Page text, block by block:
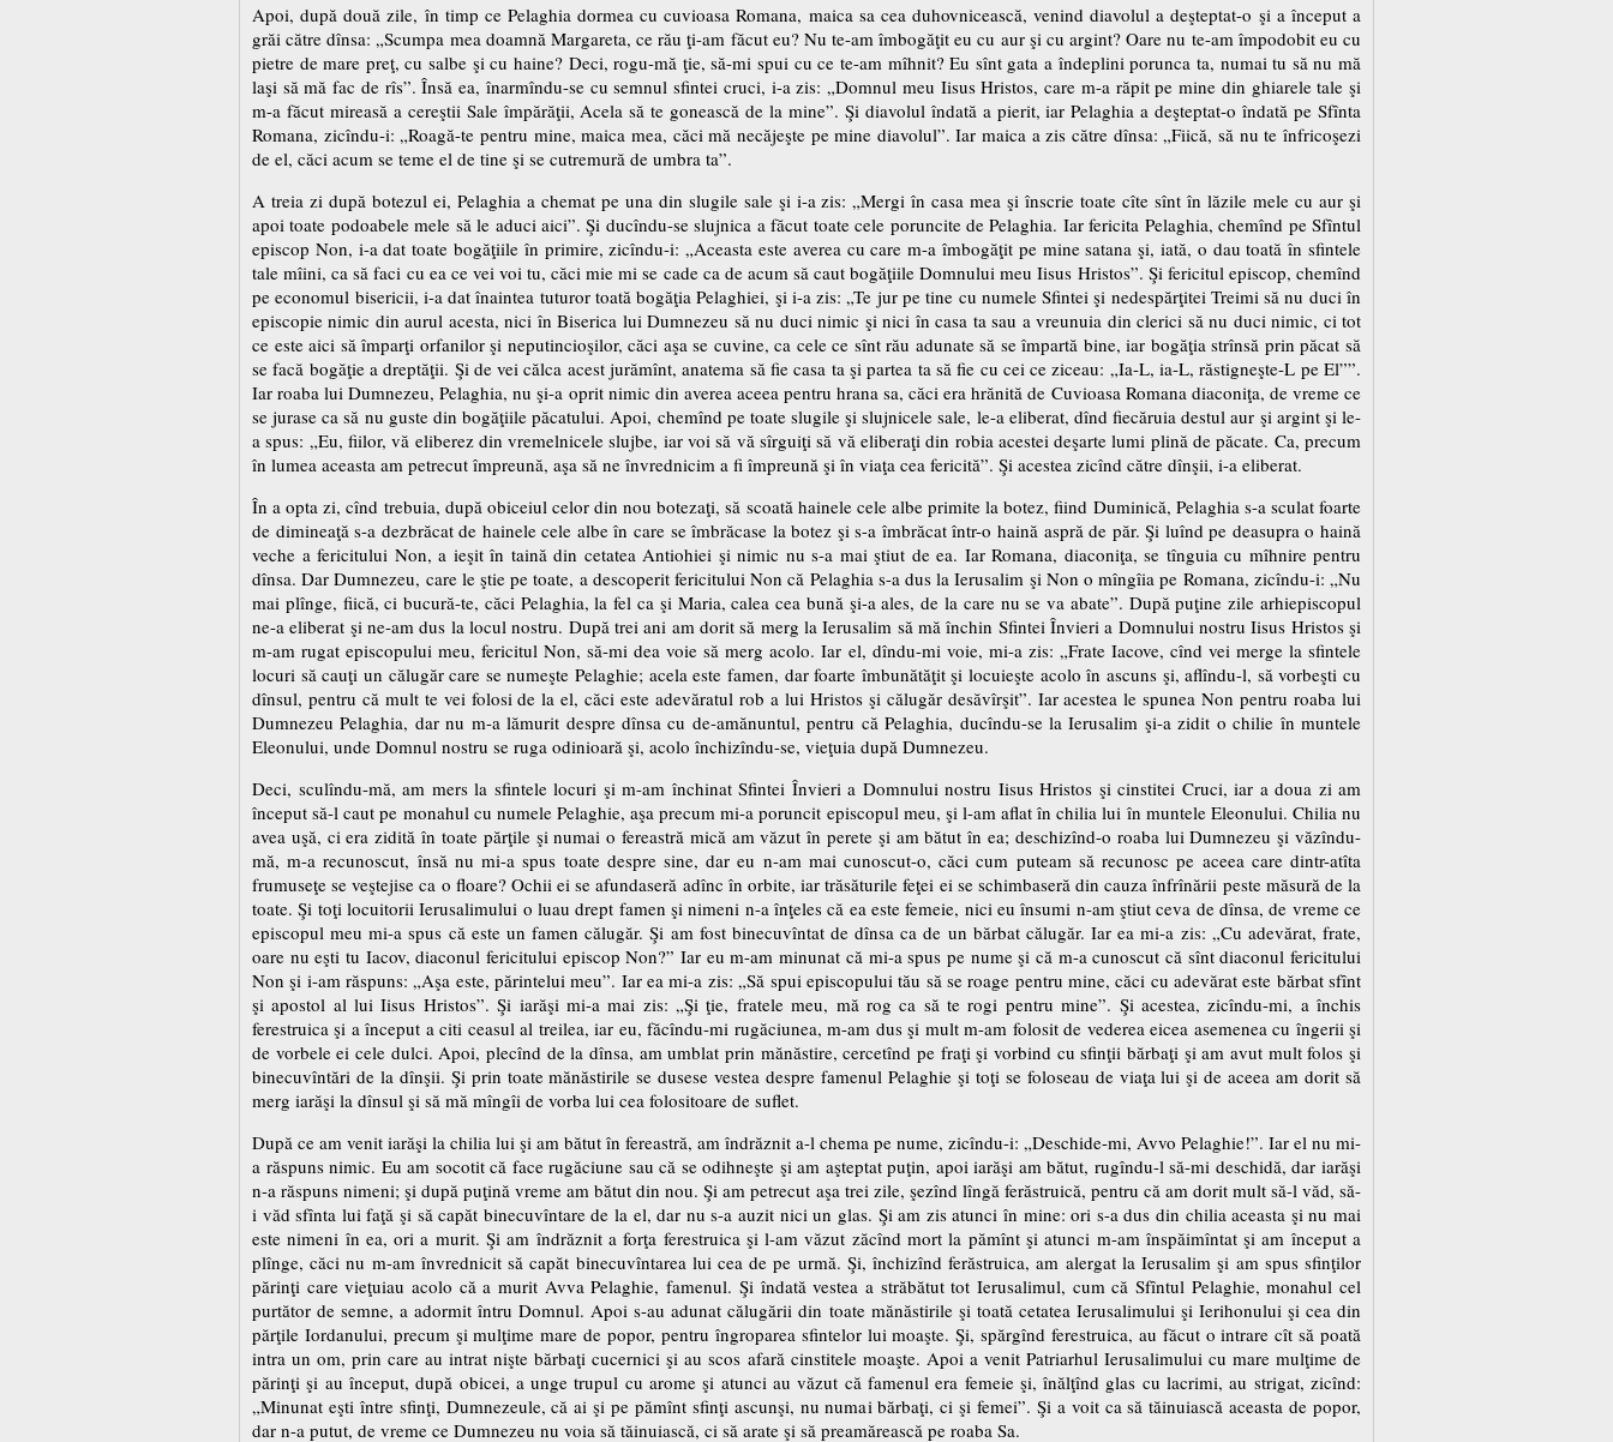
Apoi, după două zile, în timp ce Pelaghia dormea cu cuvioasa Romana, maica sa cea duhovnicească, venind diavolul a deşteptat-o şi a început a
grăi către dînsa: „Scumpa mea doamnă Margareta, ce rău ţi-am făcut eu? Nu te-am îmbogăţit eu cu aur şi cu argint? Oare nu te-am împodobit eu cu
pietre de mare preţ, cu salbe şi cu haine? Deci, rogu-mă ţie, să-mi spui cu ce te-am mîhnit? Eu sînt gata a îndeplini porunca ta, numai tu să nu mă
laşi să mă fac de rîs”. Însă ea, înarmîndu-se cu semnul sfintei cruci, i-a zis: „Domnul meu Iisus Hristos, care m-a răpit pe mine din ghiarele tale şi
m-a făcut mireasă a cereştii Sale împărăţii, Acela să te gonească de la mine”. Şi diavolul îndată a pierit, iar Pelaghia a deşteptat-o îndată pe Sfînta
Romana, zicîndu-i: „Roagă-te pentru mine, maica mea, căci mă necăjeşte pe mine diavolul”. Iar maica a zis către dînsa: „Fiică, să nu te înfricoşezi
de el, căci acum se teme el de tine şi se cutremură de umbra ta”.
A treia zi după botezul ei, Pelaghia a chemat pe una din slugile sale şi i-a zis: „Mergi în casa mea şi înscrie toate cîte sînt în lăzile mele cu aur şi
apoi toate podoabele mele să le aduci aici”. Şi ducîndu-se slujnica a făcut toate cele poruncite de Pelaghia. Iar fericita Pelaghia, chemînd pe Sfîntul
episcop Non, i-a dat toate bogăţiile în primire, zicîndu-i: „Aceasta este averea cu care m-a îmbogăţit pe mine satana şi, iată, o dau toată în sfintele
tale mîini, ca să faci cu ea ce vei voi tu, căci mie mi se cade ca de acum să caut bogăţiile Domnului meu Iisus Hristos”. Şi fericitul episcop, chemînd
pe economul bisericii, i-a dat înaintea tuturor toată bogăţia Pelaghiei, şi i-a zis: „Te jur pe tine cu numele Sfintei şi nedespărţitei Treimi să nu duci în
episcopie nimic din aurul acesta, nici în Biserica lui Dumnezeu să nu duci nimic şi nici în casa ta sau a vreunuia din clerici să nu duci nimic, ci tot
ce este aici să împarţi orfanilor şi neputincioşilor, căci aşa se cuvine, ca cele ce sînt rău adunate să se împartă bine, iar bogăţia strînsă prin păcat să
se facă bogăţie a dreptăţii. Şi de vei călca acest jurămînt, anatema să fie casa ta şi partea ta să fie cu cei ce ziceau: „Ia-L, ia-L, răstigneşte-L pe El””.
Iar roaba lui Dumnezeu, Pelaghia, nu şi-a oprit nimic din averea aceea pentru hrana sa, căci era hrănită de Cuvioasa Romana diaconiţa, de vreme ce
se jurase ca să nu guste din bogăţiile păcatului. Apoi, chemînd pe toate slugile şi slujnicele sale, le-a eliberat, dînd fiecăruia destul aur şi argint şi le-
a spus: „Eu, fiilor, vă eliberez din vremelnicele slujbe, iar voi să vă sîrguiţi să vă eliberaţi din robia acestei deşarte lumi plină de păcate. Ca, precum
în lumea aceasta am petrecut împreună, aşa să ne învrednicim a fi împreună şi în viaţa cea fericită”. Şi acestea zicînd către dînşii, i-a eliberat.
În a opta zi, cînd trebuia, după obiceiul celor din nou botezaţi, să scoată hainele cele albe primite la botez, fiind Duminică, Pelaghia s-a sculat foarte
de dimineaţă s-a dezbrăcat de hainele cele albe în care se îmbrăcase la botez şi s-a îmbrăcat într-o haină aspră de păr. Şi luînd pe deasupra o haină
veche a fericitului Non, a ieşit în taină din cetatea Antiohiei şi nimic nu s-a mai ştiut de ea. Iar Romana, diaconiţa, se tînguia cu mîhnire pentru
dînsa. Dar Dumnezeu, care le ştie pe toate, a descoperit fericitului Non că Pelaghia s-a dus la Ierusalim şi Non o mîngîia pe Romana, zicîndu-i: „Nu
mai plînge, fiică, ci bucură-te, căci Pelaghia, la fel ca şi Maria, calea cea bună şi-a ales, de la care nu se va abate”. După puţine zile arhiepiscopul
ne-a eliberat şi ne-am dus la locul nostru. După trei ani am dorit să merg la Ierusalim să mă închin Sfintei Învieri a Domnului nostru Iisus Hristos şi
m-am rugat episcopului meu, fericitul Non, să-mi dea voie să merg acolo. Iar el, dîndu-mi voie, mi-a zis: „Frate Iacove, cînd vei merge la sfintele
locuri să cauţi un călugăr care se numeşte Pelaghie; acela este famen, dar foarte îmbunătăţit şi locuieşte acolo în ascuns şi, aflîndu-l, să vorbeşti cu
dînsul, pentru că mult te vei folosi de la el, căci este adevăratul rob a lui Hristos şi călugăr desăvîrşit”. Iar acestea le spunea Non pentru roaba lui
Dumnezeu Pelaghia, dar nu m-a lămurit despre dînsa cu de-amănuntul, pentru că Pelaghia, ducîndu-se la Ierusalim şi-a zidit o chilie în muntele
Eleonului, unde Domnul nostru se ruga odinioară şi, acolo închizîndu-se, vieţuia după Dumnezeu.
Deci, sculîndu-mă, am mers la sfintele locuri şi m-am închinat Sfintei Învieri a Domnului nostru Iisus Hristos şi cinstitei Cruci, iar a doua zi am
început să-l caut pe monahul cu numele Pelaghie, aşa precum mi-a poruncit episcopul meu, şi l-am aflat în chilia lui în muntele Eleonului. Chilia nu
avea uşă, ci era zidită în toate părţile şi numai o fereastră mică am văzut în perete şi am bătut în ea; deschizînd-o roaba lui Dumnezeu şi văzîndu-
mă, m-a recunoscut, însă nu mi-a spus toate despre sine, dar eu n-am mai cunoscut-o, căci cum puteam să recunosc pe aceea care dintr-atîta
frumuseţe se veştejise ca o floare? Ochii ei se afundaseră adînc în orbite, iar trăsăturile feţei ei se schimbaseră din cauza înfrînării peste măsură de la
toate. Şi toţi locuitorii Ierusalimului o luau drept famen şi nimeni n-a înţeles că ea este femeie, nici eu însumi n-am ştiut ceva de dînsa, de vreme ce
episcopul meu mi-a spus că este un famen călugăr. Şi am fost binecuvîntat de dînsa ca de un bărbat călugăr. Iar ea mi-a zis: „Cu adevărat, frate,
oare nu eşti tu Iacov, diaconul fericitului episcop Non?” Iar eu m-am minunat că mi-a spus pe nume şi că m-a cunoscut că sînt diaconul fericitului
Non şi i-am răspuns: „Aşa este, părintelui meu”. Iar ea mi-a zis: „Să spui episcopului tău să se roage pentru mine, căci cu adevărat este bărbat sfînt
şi apostol al lui Iisus Hristos”. Şi iarăşi mi-a mai zis: „Şi ţie, fratele meu, mă rog ca să te rogi pentru mine”. Şi acestea, zicîndu-mi, a închis
ferestruica şi a început a citi ceasul al treilea, iar eu, făcîndu-mi rugăciunea, m-am dus şi mult m-am folosit de vederea eicea asemenea cu îngerii şi
de vorbele ei cele dulci. Apoi, plecînd de la dînsa, am umblat prin mănăstire, cercetînd pe fraţi şi vorbind cu sfinţii bărbaţi şi am avut mult folos şi
binecuvîntări de la dînşii. Şi prin toate mănăstirile se dusese vestea despre famenul Pelaghie şi toţi se foloseau de viaţa lui şi de aceea am dorit să
merg iarăşi la dînsul şi să mă mîngîi de vorba lui cea folositoare de suflet.
După ce am venit iarăşi la chilia lui şi am bătut în fereastră, am îndrăznit a-l chema pe nume, zicîndu-i: „Deschide-mi, Avvo Pelaghie!”. Iar el nu mi-
a răspuns nimic. Eu am socotit că face rugăciune sau că se odihneşte şi am aşteptat puţin, apoi iarăşi am bătut, rugîndu-l să-mi deschidă, dar iarăşi
n-a răspuns nimeni; şi după puţină vreme am bătut din nou. Şi am petrecut aşa trei zile, şezînd lîngă ferăstruică, pentru că am dorit mult să-l văd, să-
i văd sfînta lui faţă şi să capăt binecuvîntare de la el, dar nu s-a auzit nici un glas. Şi am zis atunci în mine: ori s-a dus din chilia aceasta şi nu mai
este nimeni în ea, ori a murit. Şi am îndrăznit a forţa ferestruica şi l-am văzut zăcînd mort la pămînt şi atunci m-am înspăimîntat şi am început a
plînge, căci nu m-am învrednicit să capăt binecuvîntarea lui cea de pe urmă. Şi, închizînd ferăstruica, am alergat la Ierusalim şi am spus sfinţilor
părinţi care vieţuiau acolo că a murit Avva Pelaghie, famenul. Şi îndată vestea a străbătut tot Ierusalimul, cum că Sfîntul Pelaghie, monahul cel
purtător de semne, a adormit întru Domnul. Apoi s-au adunat călugării din toate mănăstirile şi toată cetatea Ierusalimului şi Ierihonului şi cea din
părţile Iordanului, precum şi mulţime mare de popor, pentru îngroparea sfintelor lui moaşte. Şi, spărgînd ferestruica, au făcut o intrare cît să poată
intra un om, prin care au intrat nişte bărbaţi cucernici şi au scos afară cinstitele moaşte. Apoi a venit Patriarhul Ierusalimului cu mare mulţime de
părinţi şi au început, după obicei, a unge trupul cu arome şi atunci au văzut că famenul era femeie şi, înălţînd glas cu lacrimi, au strigat, zicînd:
„Minunat eşti între sfinţi, Dumnezeule, că ai şi pe pămînt sfinţi ascunşi, nu numai bărbaţi, ci şi femei”. Şi a voit ca să tăinuiască aceasta de popor,
dar n-a putut, de vreme ce Dumnezeu nu voia să tăinuiască, ci să arate şi să preamărească pe roaba Sa.